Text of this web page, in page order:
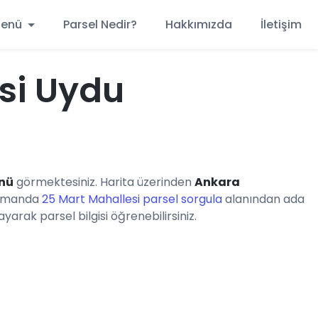
Parsel Nedir? Hakkımızda İletişim
Uydu
görmektesiniz. Harita üzerinden Ankara
25 Mart Mahallesi parsel sorgulaalanından ada
parsel bilgisi öğrenebilirsiniz.